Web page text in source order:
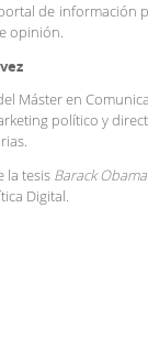
de información
opinión.
Máster en
político y
la tesis Barack
Digital.